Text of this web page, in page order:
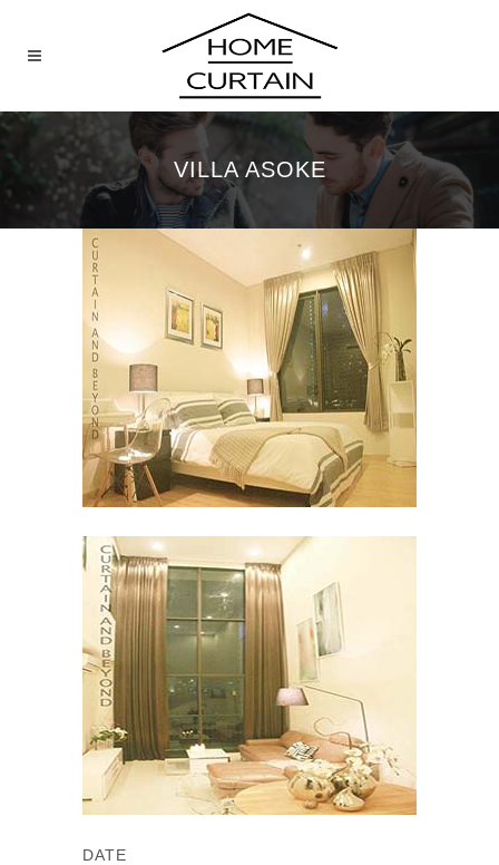
VILLA ASOKE
DATE